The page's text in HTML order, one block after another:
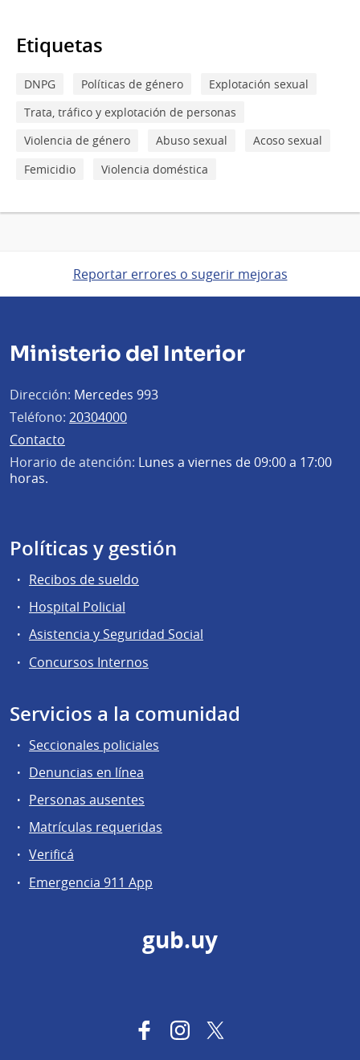
Etiquetas
DNPG Políticas de género
Explotación sexual
Trata, tráfico y explotación de personas
Violencia de género
Abuso sexual
Acoso sexual
Femicidio
Violencia doméstica
Reportar errores o sugerir mejoras
Ministerio del Interior
Dirección: Mercedes 993
Teléfono: 20304000
Contacto
Horario de atención: Lunes a viernes de 09:00 a 17:00
horas.
Políticas y gestión
Recibos de sueldo
Hospital Policial
Asistencia y Seguridad Social
Concursos Internos
Servicios a la comunidad
Seccionales policiales
Denuncias en línea
Personas ausentes
Matrículas requeridas
Verificá
Emergencia 911 App
gub.uy
FacebookInstagram